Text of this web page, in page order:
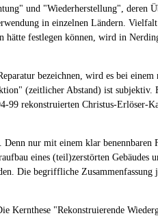
und "Wiederherstellung", deren
in einzelnen Ländern.
hätte festlegen können, wird in
bezeichnen, wird es bei einem
(zeitlicher Abstand) ist subjektiv.
99 rekonstruierten Christus-Erlöser-
nur mit einem klar benennbaren
eines (teil)zerstörten Gebäudes
Die begriffliche Zusammenfassung
Kernthese "Rekonstruierende